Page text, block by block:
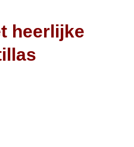
heerlijke